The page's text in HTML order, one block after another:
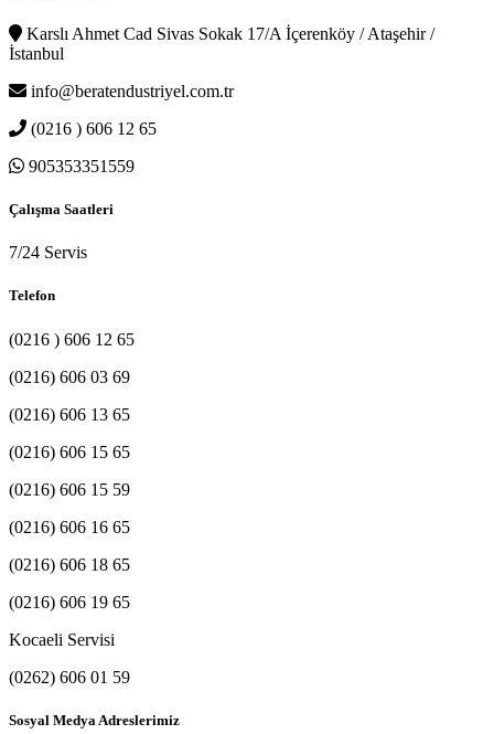
Karslı Ahmet Cad Sivas Sokak 17/A İçerenköy / Ataşehir /
İstanbul
info@beratendustriyel.com.tr
(0216 ) 606 12 65
905353351559
Çalışma Saatleri
7/24 Servis
Telefon
(0216 ) 606 12 65
(0216) 606 03 69
(0216) 606 13 65
(0216) 606 15 65
(0216) 606 15 59
(0216) 606 16 65
(0216) 606 18 65
(0216) 606 19 65
Kocaeli Servisi
(0262) 606 01 59
Sosyal Medya Adreslerimiz